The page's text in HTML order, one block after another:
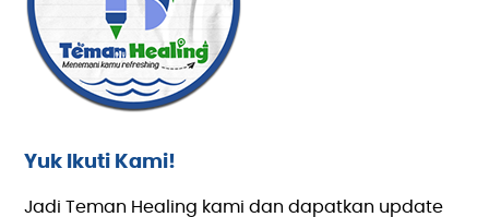
Yuk Ikuti Kami!
Jadi Teman Healing kami dan dapatkan update